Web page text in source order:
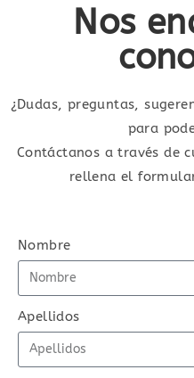
Nos
¿Dudas, preguntas,
para
Contáctanos a través de
rellena el
Nombre
Apellidos